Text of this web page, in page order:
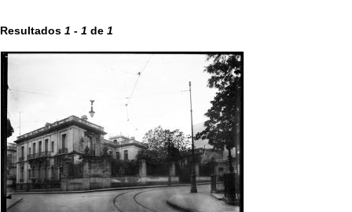
Resultados 1 - 1 de 1